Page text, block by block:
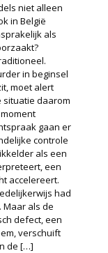
niet alleen
in België
als
in beginsel
moet alert
daarom
gaan er
controle
als een
een
accelereert.
had
als de
defect, een
verschuift
de […]